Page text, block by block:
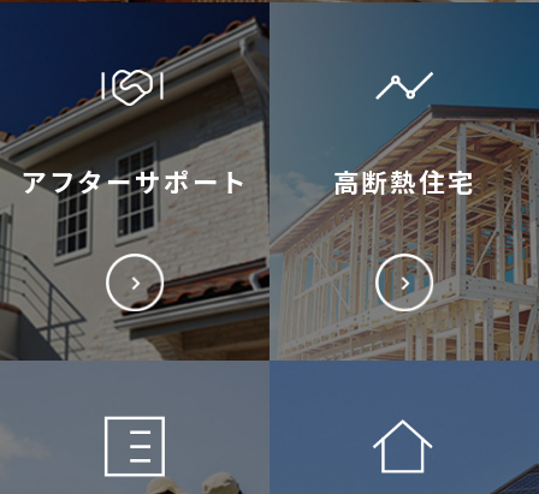
アフターサポート 高断熱住宅